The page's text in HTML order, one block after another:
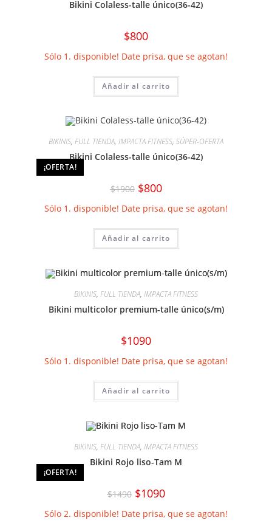
Bikini Colaless-talle único(36-42)
$800
Sólo 1. disponible! Date prisa, que se agotan!
Añadir al carrito
¡OFERTA!
BIKINIS, FULL TIENDA, IMPACTA FITNESS, SÚPER-OFERTA
Bikini Colaless-talle único(36-42)
$1900 El
precio
original
era:
$800El
precio
es:
Sólo 1. disponible! Date prisa, que se agotan!
Añadir al carrito
BIKINIS, FULL TIENDA, IMPACTA FITNESS
Bikini multicolor premium-talle único(s/m)
$1090
Sólo 1. disponible! Date prisa, que se agotan!
Añadir al carrito
¡OFERTA!
BIKINIS, FULL TIENDA, IMPACTA FITNESS
Bikini Rojo liso-Tam M
$1490 El
precio
original
era:
$1090El
precio
es:
Sólo 2. disponible! Date prisa, que se agotan!